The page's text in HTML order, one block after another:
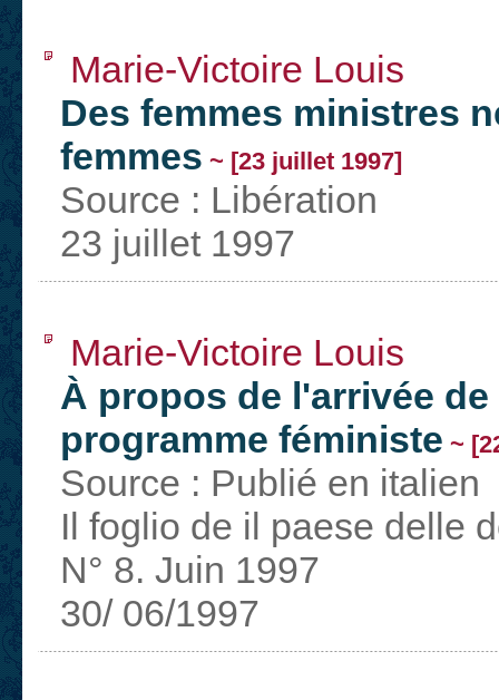
Marie-Victoire Louis
Des femmes ministres
femmes ~ [23 juillet 1997]
Source : Libération
23 juillet 1997
Marie-Victoire Louis
À propos de l'arrivée
programme féministe ~
Source : Publié en italien
Il foglio de il paese delle
N° 8. Juin 1997
30/ 06/1997